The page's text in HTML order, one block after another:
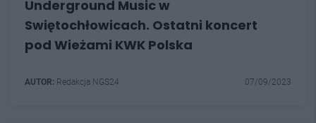
Underground Music w
Swiętochłowicach. Ostatni koncert
pod Wieżami KWK Polska
AUTOR: Redakcja NGS24 07/09/2023